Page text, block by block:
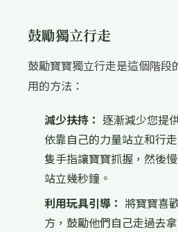
鼓勵獨立行走
鼓勵寶寶獨立行走是這個階段
用的方法：
減少扶持： 逐漸減少您提
依靠自己的力量站立和行
隻手指讓寶寶抓握，然後
站立幾秒鐘。
利用玩具引導： 將寶寶喜
方，鼓勵他們自己走過去